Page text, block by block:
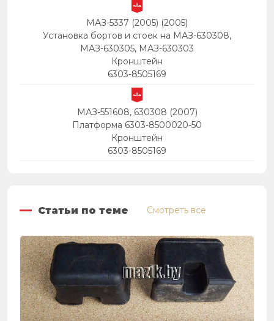
МАЗ-5337 (2005) (2005)
Установка бортов и стоек на МАЗ-630308,
МАЗ-630305, МАЗ-630303
Кронштейн
6303-8505169
МАЗ-551608, 630308 (2007)
Платформа 6303-8500020-50
Кронштейн
6303-8505169
Статьи по теме Смотреть все